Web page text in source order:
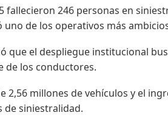
fallecieron 246 personas en
uno de los operativos más
que el despliegue institucional
de los conductores.
2,56 millones de vehículos y el
de siniestralidad.